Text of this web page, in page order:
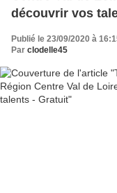
découvrir vos
Publié le 23/09/2020 à
Par clodelle45